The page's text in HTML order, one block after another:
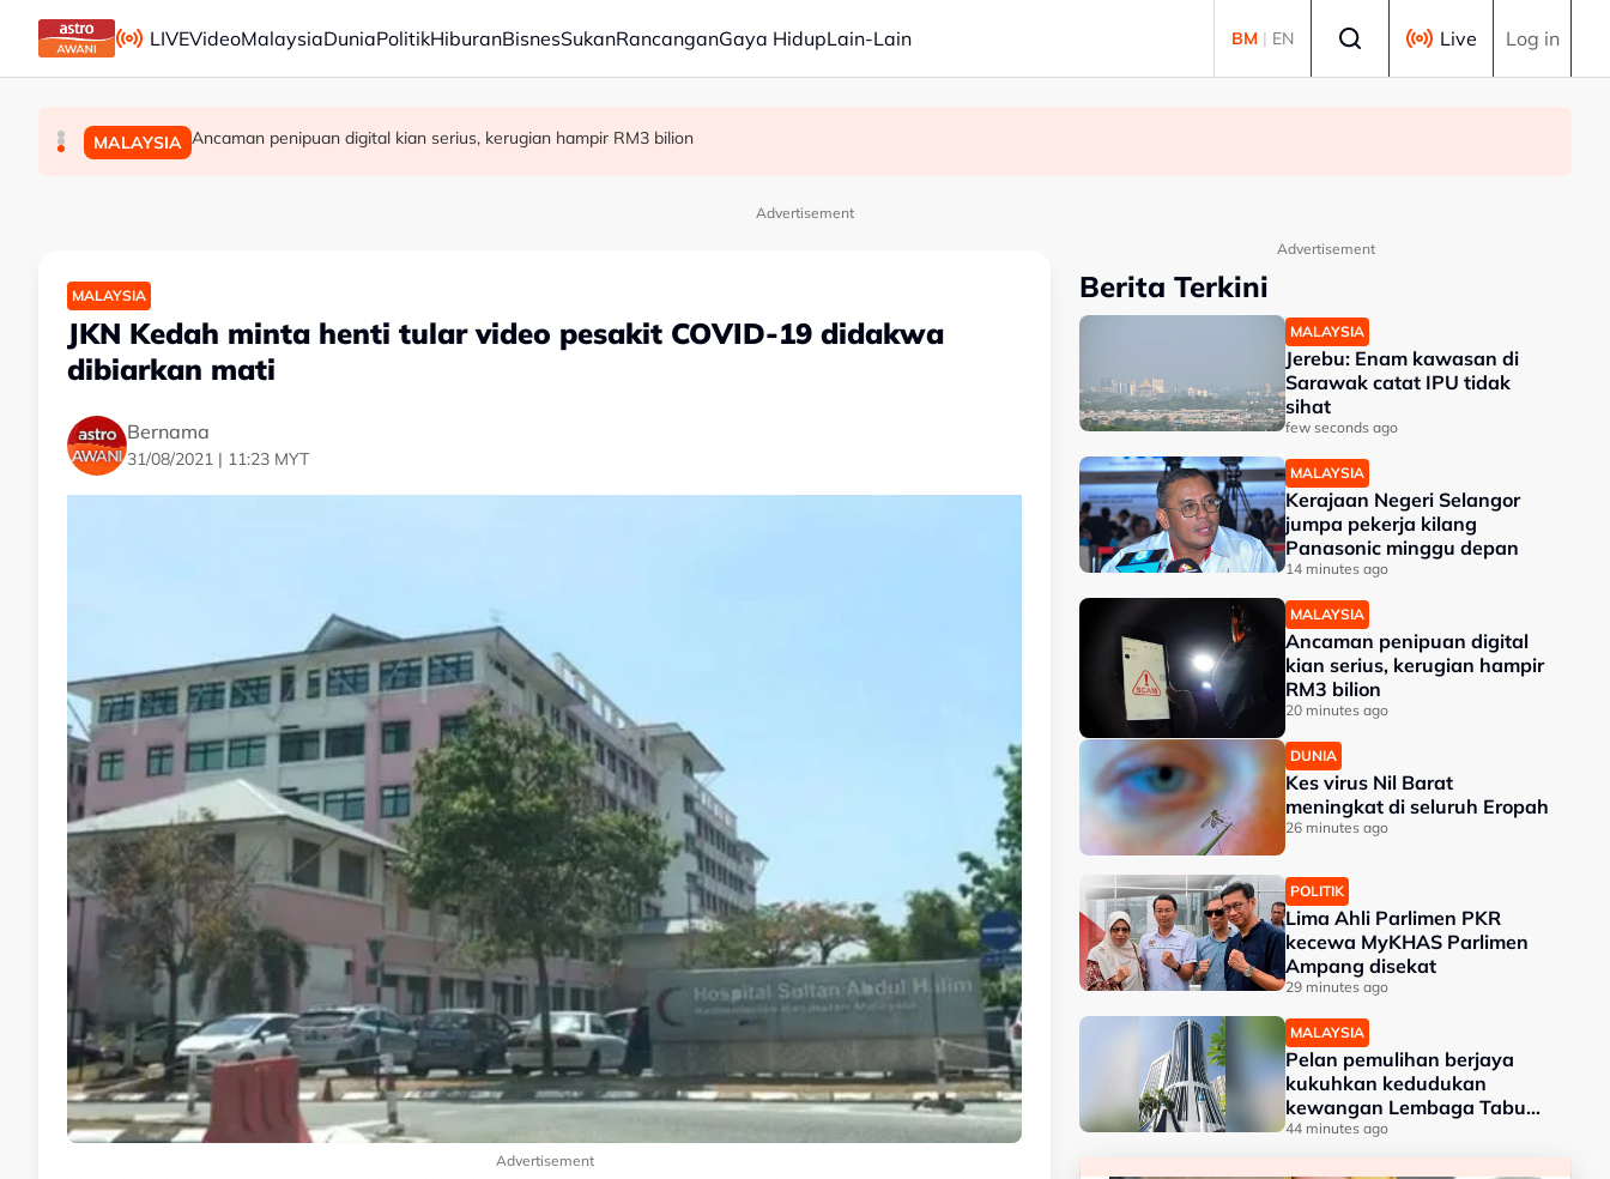
Skip to main content
LIVEVideoMalaysiaDuniaPolitikHiburanBisnesSukanRancanganGaya HidupLain-Lain BM | EN Live Log in
MALAYSIA Jerebu: Enam kawasan di Sarawak catat IPU tidak sihat
MALAYSIA Kerajaan Negeri Selangor jumpa pekerja kilang Panasonic minggu depan
MALAYSIA Ancaman penipuan digital kian serius, kerugian hampir RM3 bilion
Advertisement
MALAYSIA
JKN Kedah minta henti tular video pesakit COVID-19 didakwa
dibiarkan mati
Bernama
31/08/2021 | 11:23 MYT
Advertisement
Advertisement
Berita Terkini
MALAYSIA
Jerebu: Enam kawasan di
Sarawak catat IPU tidak
sihat
few seconds ago
MALAYSIA
Kerajaan Negeri Selangor
jumpa pekerja kilang
Panasonic minggu depan
14 minutes ago
MALAYSIA
Ancaman penipuan digital
kian serius, kerugian hampir
RM3 bilion
20 minutes ago
DUNIA
Kes virus Nil Barat
meningkat di seluruh Eropah
26 minutes ago
POLITIK
Lima Ahli Parlimen PKR
kecewa MyKHAS Parlimen
Ampang disekat
29 minutes ago
MALAYSIA
Pelan pemulihan berjaya
kukuhkan kedudukan
kewangan Lembaga Tabung
Haji
44 minutes ago